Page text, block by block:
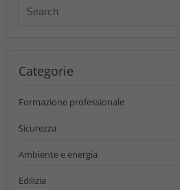
Categorie
Formazione professionale
Sicurezza
Ambiente e energia
Edilizia